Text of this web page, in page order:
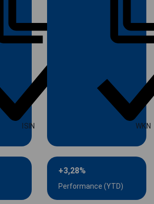
ISIN WKN
+3,28%
Performance (YTD)